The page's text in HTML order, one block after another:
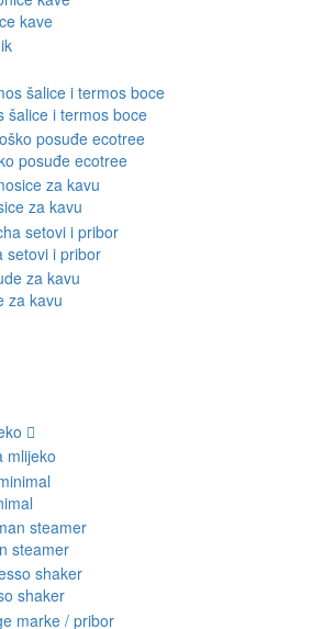
kave
šalice i termos boce
posuđe ecotree
za kavu
setovi i pribor
za kavu
steamer
shaker